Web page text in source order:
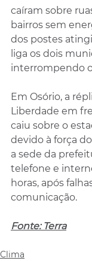
caíram sobre
bairros sem
dos postes
liga os dois
interrompendo
Em Osório, a
Liberdade em
caiu sobre o
devido à força
a sede da
telefone e
horas, após
comunicação.
Fonte: Terra
Clima